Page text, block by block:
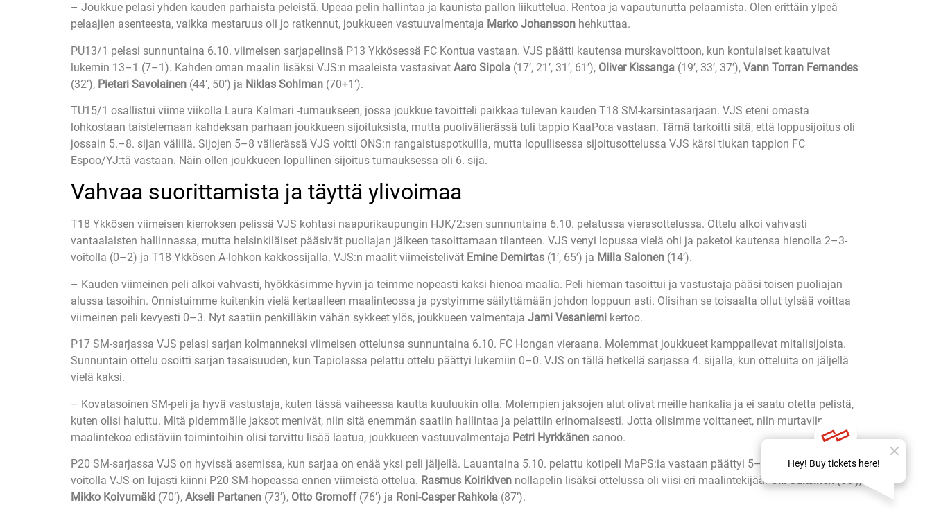
– Joukkue pelasi yhden kauden parhaista peleistä. Upeaa pelin hallintaa ja kaunista pallon liikuttelua. Rentoa ja vapautunutta pelaamista. Olen erittäin ylpeä
pelaajien asenteesta, vaikka mestaruus oli jo ratkennut, joukkueen vastuuvalmentaja Marko Johansson hehkuttaa.
PU13/1 pelasi sunnuntaina 6.10. viimeisen sarjapelinsä P13 Ykkösessä FC Kontua vastaan. VJS päätti kautensa murskavoittoon, kun kontulaiset kaatuivat
lukemin 13–1 (7–1). Kahden oman maalin lisäksi VJS:n maaleista vastasivat Aaro Sipola (17’, 21’, 31’, 61’), Oliver Kissanga (19’, 33’, 37’), Vann Torran Fernandes
(32’), Pietari Savolainen (44’, 50’) ja Niklas Sohlman (70+1’).
TU15/1 osallistui viime viikolla Laura Kalmari -turnaukseen, jossa joukkue tavoitteli paikkaa tulevan kauden T18 SM-karsintasarjaan. VJS eteni omasta
lohkostaan taistelemaan kahdeksan parhaan joukkueen sijoituksista, mutta puolivälierässä tuli tappio KaaPo:a vastaan. Tämä tarkoitti sitä, että loppusijoitus oli
jossain 5.–8. sijan välillä. Sijojen 5–8 välierässä VJS voitti ONS:n rangaistuspotkuilla, mutta lopullisessa sijoitusottelussa VJS kärsi tiukan tappion FC
Espoo/YJ:tä vastaan. Näin ollen joukkueen lopullinen sijoitus turnauksessa oli 6. sija.
Vahvaa suorittamista ja täyttä ylivoimaa
T18 Ykkösen viimeisen kierroksen pelissä VJS kohtasi naapurikaupungin HJK/2:sen sunnuntaina 6.10. pelatussa vierasottelussa. Ottelu alkoi vahvasti
vantaalaisten hallinnassa, mutta helsinkiläiset pääsivät puoliajan jälkeen tasoittamaan tilanteen. VJS venyi lopussa vielä ohi ja paketoi kautensa hienolla 2–3-
voitolla (0–2) ja T18 Ykkösen A-lohkon kakkossijalla. VJS:n maalit viimeistelivät Emine Demirtas (1’, 65’) ja Milla Salonen (14’).
– Kauden viimeinen peli alkoi vahvasti, hyökkäsimme hyvin ja teimme nopeasti kaksi hienoa maalia. Peli hieman tasoittui ja vastustaja pääsi toisen puoliajan
alussa tasoihin. Onnistuimme kuitenkin vielä kertaalleen maalinteossa ja pystyimme säilyttämään johdon loppuun asti. Olisihan se toisaalta ollut tylsää voittaa
viimeinen peli kevyesti 0–3. Nyt saatiin penkilläkin vähän sykkeet ylös, joukkueen valmentaja Jami Vesaniemi kertoo.
P17 SM-sarjassa VJS pelasi sarjan kolmanneksi viimeisen ottelunsa sunnuntaina 6.10. FC Hongan vieraana. Molemmat joukkueet kamppailevat mitalisijoista.
Sunnuntain ottelu osoitti sarjan tasaisuuden, kun Tapiolassa pelattu ottelu päättyi lukemiin 0–0. VJS on tällä hetkellä sarjassa 4. sijalla, kun otteluita on jäljellä
vielä kaksi.
– Kovatasoinen SM-peli ja hyvä vastustaja, kuten tässä vaiheessa kautta kuuluukin olla. Molempien jaksojen alut olivat meille hankalia ja ei saatu otetta pelistä,
kuten olisi haluttu. Mitä pidemmälle jaksot menivät, niin sitä enemmän saatiin hallintaa ja pelattiin erinomaisesti. Jotta olisimme voittaneet, niin murtaviin ja
maalintekoa edistäviin toimintoihin olisi tarvittu lisää laatua, joukkueen vastuuvalmentaja Petri Hyrkkänen sanoo.
P20 SM-sarjassa VJS on hyvissä asemissa, kun sarjaa on enää yksi peli jäljellä. Lauantaina 5.10. pelattu kotipeli MaPS:ia vastaan päättyi 5–0-voittoon (0–0) ja
voitolla VJS on lujasti kiinni P20 SM-hopeassa ennen viimeistä ottelua. Rasmus Koirikiven nollapelin lisäksi ottelussa oli viisi eri maalintekijää:Olli Saksinen(66’),
Mikko Koivumäki (70’), Akseli Partanen (73’), Otto Gromoff(76’) ja Roni-Casper Rahkola (87’).